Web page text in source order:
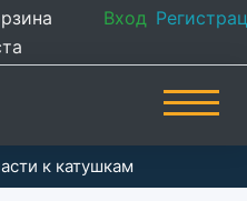
Вход
к катушкам